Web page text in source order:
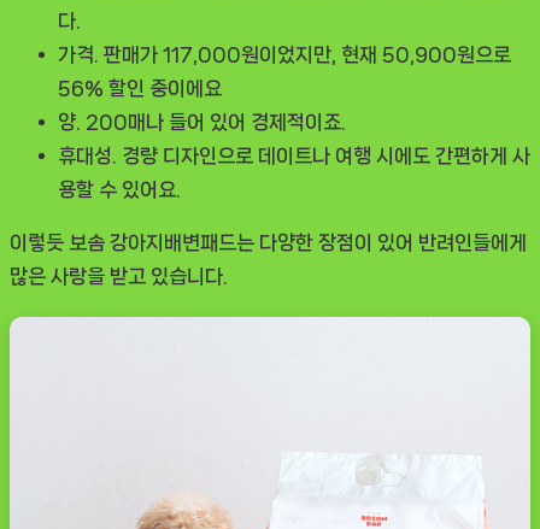
다.
가격. 판매가 117,000원이었지만, 현재 50,900원으로
56% 할인 중이에요
양. 200매나 들어 있어 경제적이죠.
휴대성. 경량 디자인으로 데이트나 여행 시에도 간편하게 사
용할 수 있어요.
이렇듯 보솜 강아지배변패드는 다양한 장점이 있어 반려인들에게
많은 사랑을 받고 있습니다.